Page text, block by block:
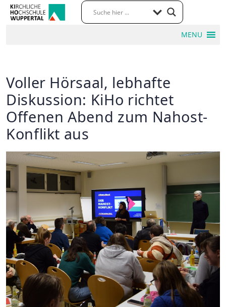
MENU
Voller Hörsaal, lebhafte
Diskussion: KiHo richtet
Offenen Abend zum Nahost-
Konflikt aus